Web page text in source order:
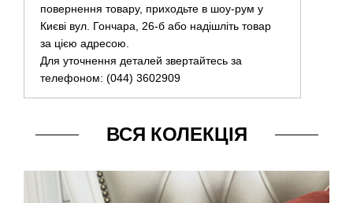
повернення товару, приходьте в шоу-рум у
Києві вул. Гончара, 26-б або надішліть товар
за цією адресою.
Для уточнення деталей звертайтесь за
телефоном: (044) 3602909
ВСЯ КОЛЕКЦІЯ